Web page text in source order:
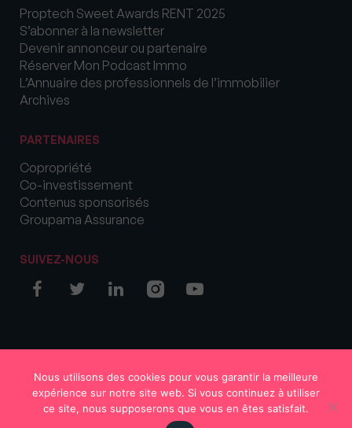
Proptech Sweet Awards RENT 2025
S’abonner à la newsletter
Devenir annonceur ou partenaire
Réserver Mon Podcast Immo
L’Annuaire des professionnels de l’immobilier
Archives
PARTENAIRES
Copropriété
Co-investissement
Contenus sponsorisés
Groupama Assurance
SUIVEZ-NOUS
Nous utilisons des cookies pour vous garantir la meilleure
expérience sur notre site web. Si vous continuez à utiliser
ce site, nous supposerons que vous en êtes satisfait.